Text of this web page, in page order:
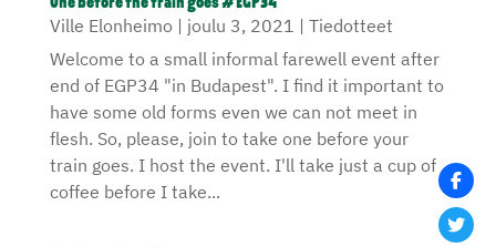
Ville Elonheimo| joulu 3, 2021 | Tiedotteet
Welcome to a small informal farewell event after
end of EGP34 "in Budapest". I find it important to
have some old forms even we can not meet in
flesh. So, please, join to take one before your
train goes. I host the event. I'll take just a cup of
coffee before I take...